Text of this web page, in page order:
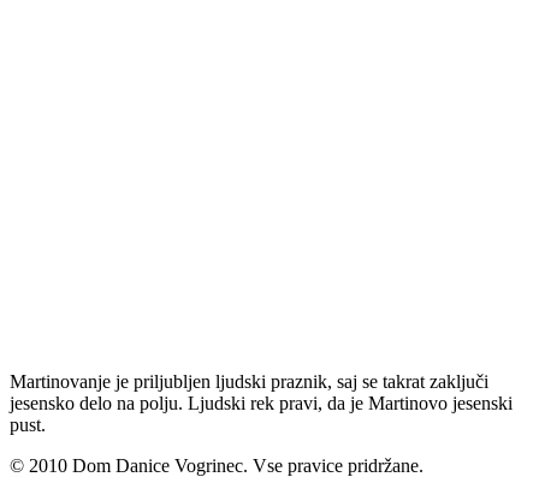
Martinovanje je priljubljen ljudski praznik, saj se takrat zaključi
jesensko delo na polju. Ljudski rek pravi, da je Martinovo jesenski
pust.
© 2010 Dom Danice Vogrinec. Vse pravice pridržane.